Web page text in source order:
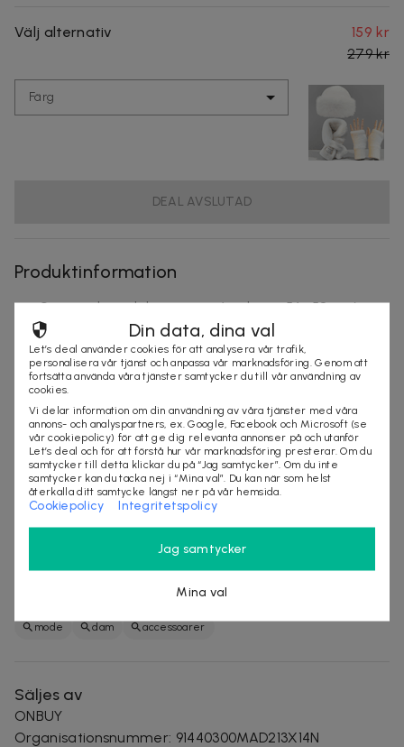
Välj alternativ
159 kr
279 kr
Färg
DEAL AVSLUTAD
Produktinformation
Set med tre delar: mössa (omkrets 56–58 cm),
halsduk (längd ca 80 cm) och vantar (längd ca 16,5
cm)
Tillverkad i 100% polyester
Finns i två färger: vit och svart
Andningsbart, mjukt och värmande material
Tvättråd: handtvätt
Villkor
Frakt tillkommer
Leveranstid: ca 12 arbetsdagar
vänligen kontakta leverantören direkt:
mode dam accessoarer
Säljes av
ONBUY
Organisationsnummer: 91440300MAD213X14N
Din data, dina val
Let’s deal använder cookies för att analysera vår trafik,
personalisera vår tjänst och anpassa vår marknadsföring. Genom att
fortsätta använda våra tjänster samtycker du till vår användning av
cookies.
Vi delar information om din användning av våra tjänster med våra
annons- och analyspartners, ex. Google, Facebook och Microsoft (se
vår cookiepolicy) för att ge dig relevanta annonser på och utanför
Let’s deal och för att förstå hur vår marknadsföring presterar. Om du
samtycker till detta klickar du på “Jag samtycker”. Om du inte
samtycker kan du tacka nej i “Mina val”. Du kan när som helst
återkalla ditt samtycke längst ner på vår hemsida.
Cookiepolicy Integritetspolicy
Jag samtycker
Mina val